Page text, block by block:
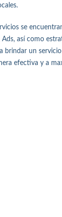
se
así como
brindar un
efectiva y a